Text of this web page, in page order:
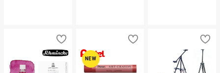
NEW